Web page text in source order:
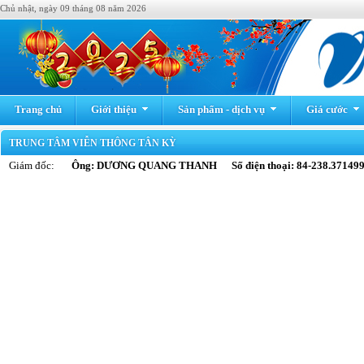
Chủ nhật, ngày 09 tháng 08 năm 2026
Trang chủ Giới thiệu Sản phẩm - dịch vụ Giá cước
TRUNG TÂM VIỄN THÔNG TÂN KỲ
Giám đốc: Ông: DƯƠNG QUANG THANH Số điện thoại: 84-